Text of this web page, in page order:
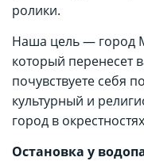
ролики.
Наша цель — город
который перенесет
почувствуете себя
культурный и
город в
Остановка у